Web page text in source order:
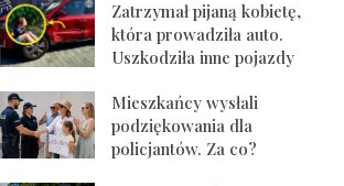
Zatrzymał pijaną kobietę,
która prowadziła auto.
Uszkodziła inne pojazdy
Mieszkańcy wysłali
podziękowania dla
policjantów. Za co?